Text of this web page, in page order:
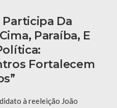
Da
Paraíba, E
Fortalecem
à reeleição João